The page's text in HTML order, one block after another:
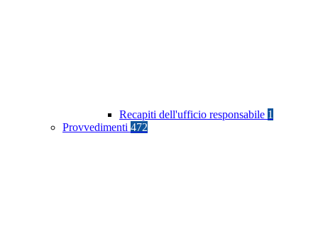
Recapiti dell'ufficio responsabile 1
Provvedimenti 472